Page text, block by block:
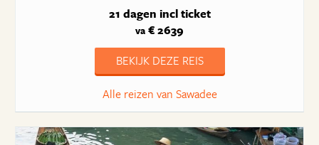
21 dagen incl ticket
va € 2639
BEKIJK DEZE REIS
Alle reizen van Sawadee